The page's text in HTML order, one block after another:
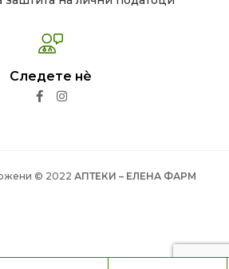
Следете нѐ
© 2022 АПТЕКИ – ЕЛЕНА ФАРМ